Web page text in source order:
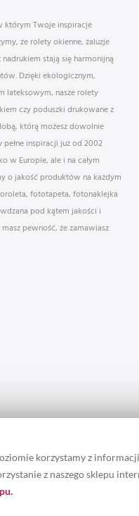
korzystamy z
z naszego sklepu
którym Twoje inspiracje
że rolety okienne, żaluzje
stają się harmonijną
Dzięki ekologicznym,
lateksowym, nasze rolety
czy poduszki drukowane z
którą możesz dowolnie
inspiracji już od 2002
w Europie, ale i na całym
o jakość produktów na każdym
fototapeta, fotonaklejka
pod kątem jakości i
pewność, że zamawiasz
informacji oraz zdjęć